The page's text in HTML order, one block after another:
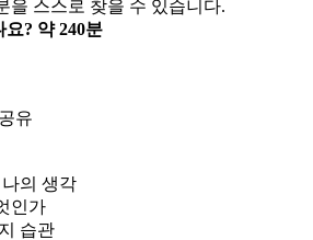
을 스스로 찾을 수 있습니다.
요? 약 240분
유
의 생각
인가
습관